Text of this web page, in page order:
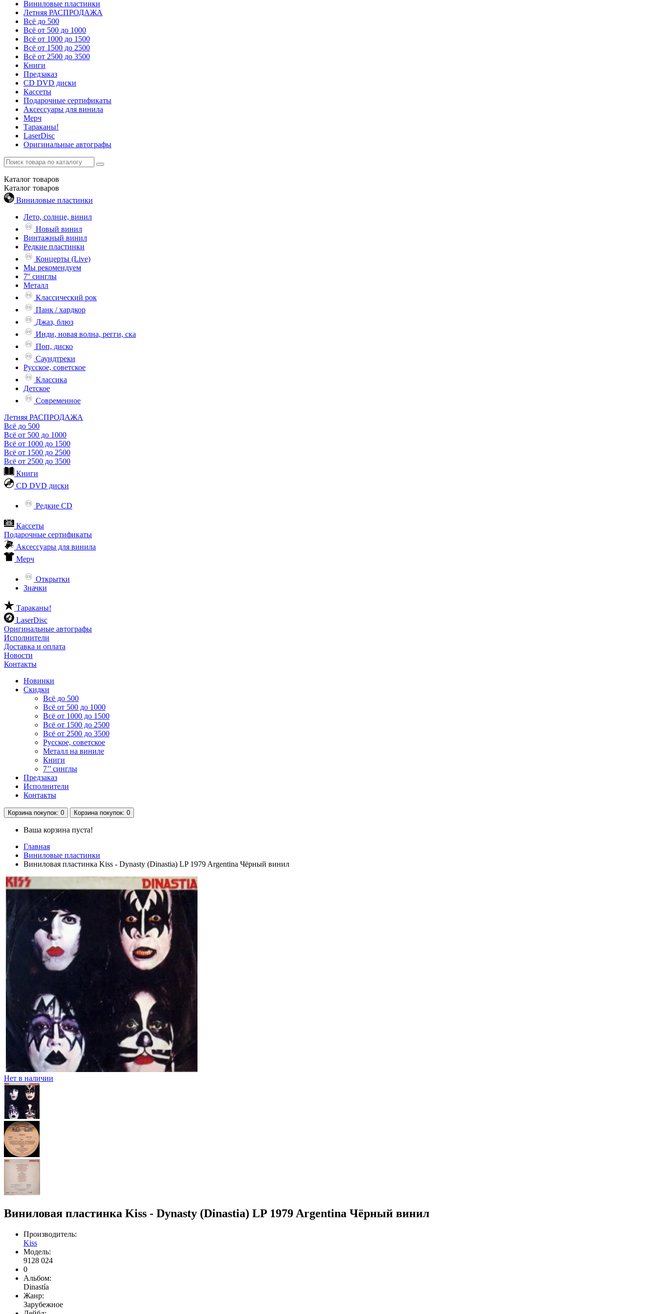
Виниловые пластинки
Летняя РАСПРОДАЖА
Всё до 500
Всё от 500 до 1000
Всё от 1000 до 1500
Всё от 1500 до 2500
Всё от 2500 до 3500
Книги
Предзаказ
CD DVD диски
Кассеты
Подарочные сертификаты
Аксессуары для винила
Мерч
Тараканы!
LaserDisc
Оригинальные автографы
Каталог товаров
Каталог товаров
Виниловые пластинки
Лето, солнце, винил
Новый винил
Винтажный винил
Редкие пластинки
Концерты (Live)
Мы рекомендуем
7'' синглы
Металл
Классический рок
Панк / хардкор
Джаз, блюз
Инди, новая волна, регги, ска
Поп, диско
Саундтреки
Русское, советское
Классика
Детское
Современное
Летняя РАСПРОДАЖА
Всё до 500
Всё от 500 до 1000
Всё от 1000 до 1500
Всё от 1500 до 2500
Всё от 2500 до 3500
Книги
CD DVD диски
Редкие CD
Кассеты
Подарочные сертификаты
Аксессуары для винила
Мерч
Открытки
Значки
Тараканы!
LaserDisc
Оригинальные автографы
Исполнители
Доставка и оплата
Новости
Контакты
Новинки
Скидки
Всё до 500
Всё от 500 до 1000
Всё от 1000 до 1500
Всё от 1500 до 2500
Всё от 2500 до 3500
Русское, советское
Металл на виниле
Книги
7’’ синглы
Предзаказ
Исполнители
Контакты
Корзина покупок: 0 Корзина покупок: 0
Ваша корзина пуста!
Главная
Виниловые пластинки
Виниловая пластинка Kiss - Dynasty (Dinastia) LP 1979 Argentina Чёрный винил
Нет в наличии
Виниловая пластинка Kiss - Dynasty (Dinastia) LP 1979 Argentina Чёрный винил
Производитель:
Kiss
Модель:
9128 024
0
Альбом:
Dinastía
Жанр:
Зарубежное